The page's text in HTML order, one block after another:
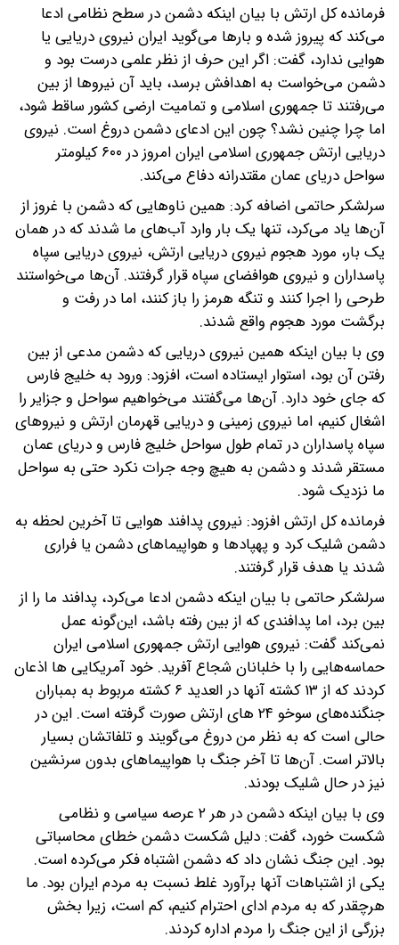
فرمانده کل ارتش با بیان اینکه دشمن در سطح نظامی ادعا
می‌کند که پیروز شده و بارها می‌گوید ایران نیروی دریایی یا
هوایی ندارد، گفت: اگر این حرف از نظر علمی درست بود و
دشمن می‌خواست به اهدافش برسد، باید آن نیروها از بین
می‌رفتند تا جمهوری اسلامی و تمامیت ارضی کشور ساقط شود،
اما چرا چنین نشد؟ چون این ادعای دشمن دروغ است. نیروی
دریایی ارتش جمهوری اسلامی ایران امروز در ۶۰۰ کیلومتر
سواحل دریای عمان مقتدرانه دفاع می‌کند.
سرلشکر حاتمی اضافه کرد: همین ناوهایی که دشمن با غروز از
آن‌ها یاد می‌کرد، تنها یک بار وارد آب‌های ما شدند که در همان
یک بار، مورد هجوم نیروی دریایی ارتش، نیروی دریایی سپاه
پاسداران و نیروی هوافضای سپاه قرار گرفتند. آن‌ها می‌خواستند
طرحی را اجرا کنند و تنگه هرمز را باز کنند، اما در رفت و
برگشت مورد هجوم واقع شدند.
وی با بیان اینکه همین نیروی دریایی که دشمن مدعی از بین
رفتن آن بود، استوار ایستاده است، افزود: ورود به خلیج فارس
که جای خود دارد. آن‌ها می‌گفتند می‌خواهیم سواحل و جزایر را
اشغال کنیم، اما نیروی زمینی و دریایی قهرمان ارتش و نیروهای
سپاه پاسداران در تمام طول سواحل خلیج فارس و دریای عمان
مستقر شدند و دشمن به هیچ وجه جرات نکرد حتی به سواحل
ما نزدیک شود.
فرمانده کل ارتش افزود: نیروی پدافند هوایی تا آخرین لحظه به
دشمن شلیک کرد و پهپادها و هواپیماهای دشمن یا فراری
شدند یا هدف قرار گرفتند.
سرلشکر حاتمی با بیان اینکه دشمن ادعا می‌کرد، پدافند ما را از
بین برد، اما پدافندی که از بین رفته باشد، این‌گونه عمل
نمی‌کند گفت: نیروی هوایی ارتش جمهوری اسلامی ایران
حماسه‌هایی را با خلبانان شجاع آفرید. خود آمریکایی ها اذعان
کردند که از ۱۳ کشته آنها در العدید ۶ کشته مربوط به بمباران
جنگنده‌های سوخو ۲۴ های ارتش صورت گرفته است. این در
حالی است که به نظر من دروغ می‌گویند و تلفاتشان بسیار
بالاتر است. آن‌ها تا آخر جنگ با هواپیماهای بدون سرنشین
نیز در حال شلیک بودند.
وی با بیان اینکه دشمن در هر ۲ عرصه سیاسی و نظامی
شکست خورد، گفت: دلیل شکست دشمن خطای محاسباتی
بود. این جنگ نشان داد که دشمن اشتباه فکر می‌کرده است.
یکی از اشتباهات آنها برآورد غلط نسبت به مردم ایران بود. ما
هرچقدر که به مردم ادای احترام کنیم، کم است، زیرا بخش
بزرگی از این جنگ را مردم اداره کردند.